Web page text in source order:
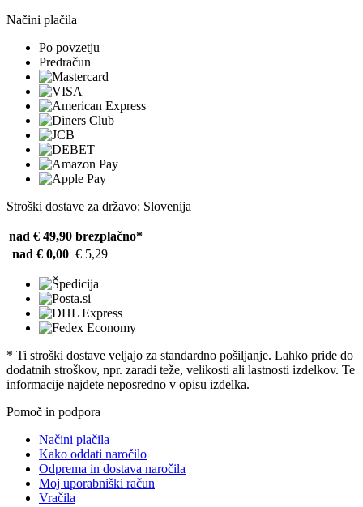
Načini plačila
Po povzetju
Predračun
Stroški dostave za državo: Slovenija
nad € 49,90 brezplačno*
nad € 0,00 € 5,29
* Ti stroški dostave veljajo za standardno pošiljanje. Lahko pride do
dodatnih stroškov, npr. zaradi teže, velikosti ali lastnosti izdelkov. Te
informacije najdete neposredno v opisu izdelka.
Pomoč in podpora
Načini plačila
Kako oddati naročilo
Odprema in dostava naročila
Moj uporabniški račun
Vračila